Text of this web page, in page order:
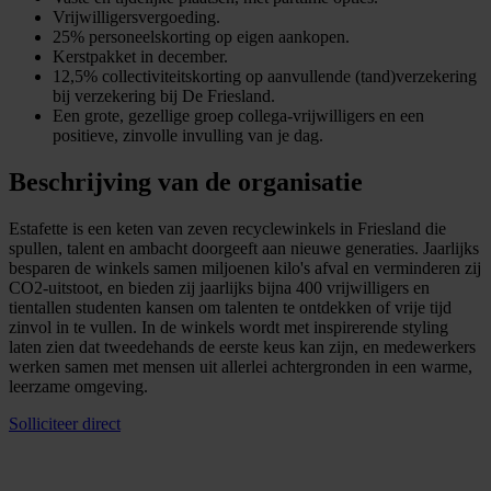
Vrijwilligersvergoeding.
25% personeelskorting op eigen aankopen.
Kerstpakket in december.
12,5% collectiviteitskorting op aanvullende (tand)verzekering
bij verzekering bij De Friesland.
Een grote, gezellige groep collega-vrijwilligers en een
positieve, zinvolle invulling van je dag.
Beschrijving van de organisatie
Estafette is een keten van zeven recyclewinkels in Friesland die
spullen, talent en ambacht doorgeeft aan nieuwe generaties. Jaarlijks
besparen de winkels samen miljoenen kilo's afval en verminderen zij
CO2-uitstoot, en bieden zij jaarlijks bijna 400 vrijwilligers en
tientallen studenten kansen om talenten te ontdekken of vrije tijd
zinvol in te vullen. In de winkels wordt met inspirerende styling
laten zien dat tweedehands de eerste keus kan zijn, en medewerkers
werken samen met mensen uit allerlei achtergronden in een warme,
leerzame omgeving.
Solliciteer direct